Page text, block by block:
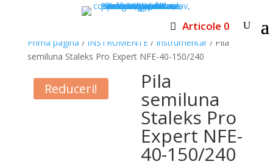
Articole 0
Prima pagină / INSTRUMENTE/ Instrumentar / Pila
semiluna Staleks Pro Expert NFE-40-150/240
Reduceri! Pila
semiluna
Staleks Pro
Expert NFE-
40-150/240